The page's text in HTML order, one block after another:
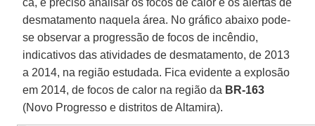
desmatamento naquela área. No gráfico abaixo pode-
se observar a progressão de focos de incêndio,
indicativos das atividades de desmatamento, de 2013
a 2014, na região estudada. Fica evidente a explosão
em 2014, de focos de calor na região da BR-163
(Novo Progresso e distritos de Altamira).